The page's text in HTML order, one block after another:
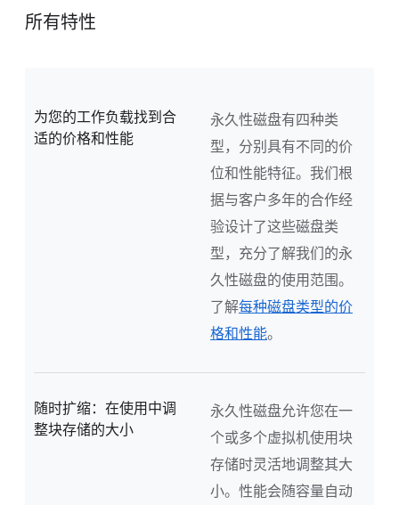
所有特性
为您的工作负载找到合
适的价格和性能
永久性磁盘有四种类
型，分别具有不同的价
位和性能特征。我们根
据与客户多年的合作经
验设计了这些磁盘类
型，充分了解我们的永
久性磁盘的使用范围。
了解每种磁盘类型的价
格和性能。
随时扩缩：在使用中调
整块存储的大小
永久性磁盘允许您在一
个或多个虚拟机使用块
存储时灵活地调整其大
小。性能会随容量自动